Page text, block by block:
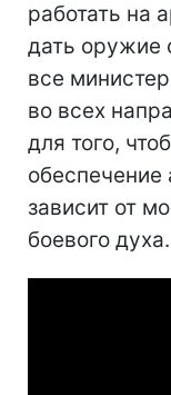
работать на
дать оружие
все
во всех
для того,
зависит от
боевого духа.